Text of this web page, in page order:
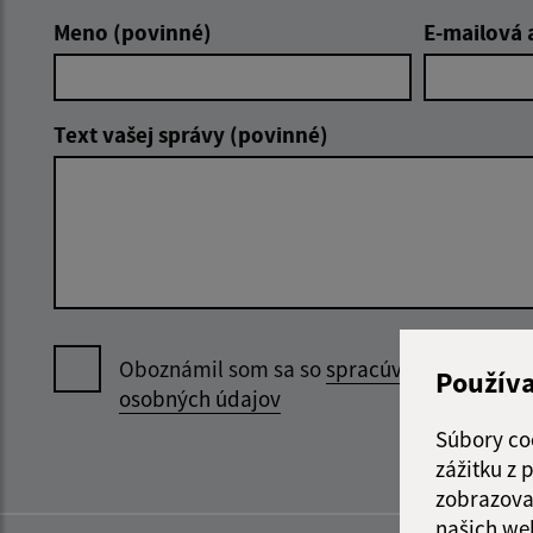
Súbory
zážitku z
Meno (povinné) E-mailová
Text vašej správy (povinné)
Oboznámil som sa sospracúvaním
osobných údajov